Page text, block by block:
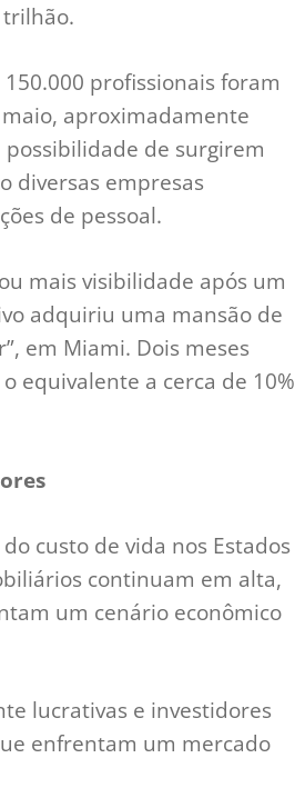
profissionais foram
aproximadamente
de surgirem
diversas empresas
de pessoal.
mais visibilidade após um
adquiriu uma mansão de
em Miami. Dois meses
equivalente a cerca de 10%
custo de vida nos Estados
continuam em alta,
um cenário econômico
lucrativas e investidores
enfrentam um mercado